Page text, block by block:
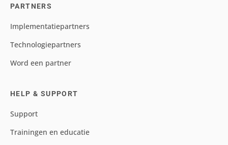
PARTNERS
Implementatiepartners
Technologiepartners
Word een partner
HELP & SUPPORT
Support
Trainingen en educatie